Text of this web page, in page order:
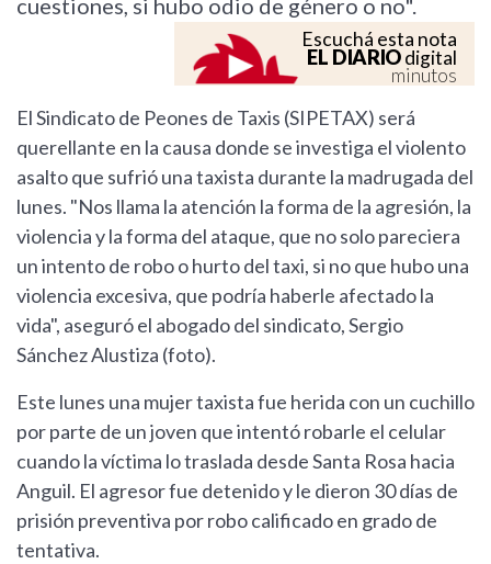
cuestiones, si hubo odio de género o no".
Escuchá esta nota
EL DIARIOdigital
minutos
El Sindicato de Peones de Taxis (SIPETAX) será
querellante en la causa donde se investiga el violento
asalto que sufrió una taxista durante la madrugada del
lunes. "Nos llama la atención la forma de la agresión, la
violencia y la forma del ataque, que no solo pareciera
un intento de robo o hurto del taxi, si no que hubo una
violencia excesiva, que podría haberle afectado la
vida", aseguró el abogado del sindicato, Sergio
Sánchez Alustiza (foto).
Este lunes una mujer taxista fue herida con un cuchillo
por parte de un joven que intentó robarle el celular
cuando la víctima lo traslada desde Santa Rosa hacia
Anguil. El agresor fue detenido y le dieron 30 días de
prisión preventiva por robo calificado en grado de
tentativa.